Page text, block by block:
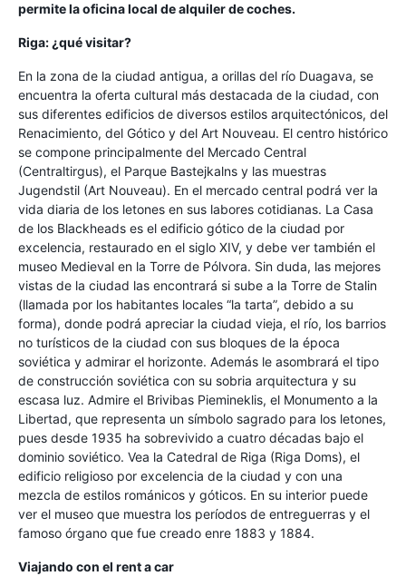
permite la oficina local de alquiler de coches.
Riga: ¿qué visitar?
En la zona de la ciudad antigua, a orillas del río Duagava, se
encuentra la oferta cultural más destacada de la ciudad, con
sus diferentes edificios de diversos estilos arquitectónicos, del
Renacimiento, del Gótico y del Art Nouveau. El centro histórico
se compone principalmente del Mercado Central
(Centraltirgus), el Parque Bastejkalns y las muestras
Jugendstil (Art Nouveau). En el mercado central podrá ver la
vida diaria de los letones en sus labores cotidianas. La Casa
de los Blackheads es el edificio gótico de la ciudad por
excelencia, restaurado en el siglo XIV, y debe ver también el
museo Medieval en la Torre de Pólvora. Sin duda, las mejores
vistas de la ciudad las encontrará si sube a la Torre de Stalin
(llamada por los habitantes locales “la tarta”, debido a su
forma), donde podrá apreciar la ciudad vieja, el río, los barrios
no turísticos de la ciudad con sus bloques de la época
soviética y admirar el horizonte. Además le asombrará el tipo
de construcción soviética con su sobria arquitectura y su
escasa luz. Admire el Brivibas Piemineklis, el Monumento a la
Libertad, que representa un símbolo sagrado para los letones,
pues desde 1935 ha sobrevivido a cuatro décadas bajo el
dominio soviético. Vea la Catedral de Riga (Riga Doms), el
edificio religioso por excelencia de la ciudad y con una
mezcla de estilos románicos y góticos. En su interior puede
ver el museo que muestra los períodos de entreguerras y el
famoso órgano que fue creado enre 1883 y 1884.
Viajando con el rent a car